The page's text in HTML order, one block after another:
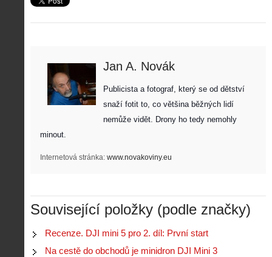
Jan A. Novák
Publicista a fotograf, který se od dětství
snaží fotit to, co většina běžných lidí
nemůže vidět. Drony ho tedy nemohly
minout.
Internetová stránka: www.novakoviny.eu
Související položky (podle značky)
Recenze. DJI mini 5 pro 2. díl: První start
Na cestě do obchodů je minidron DJI Mini 3